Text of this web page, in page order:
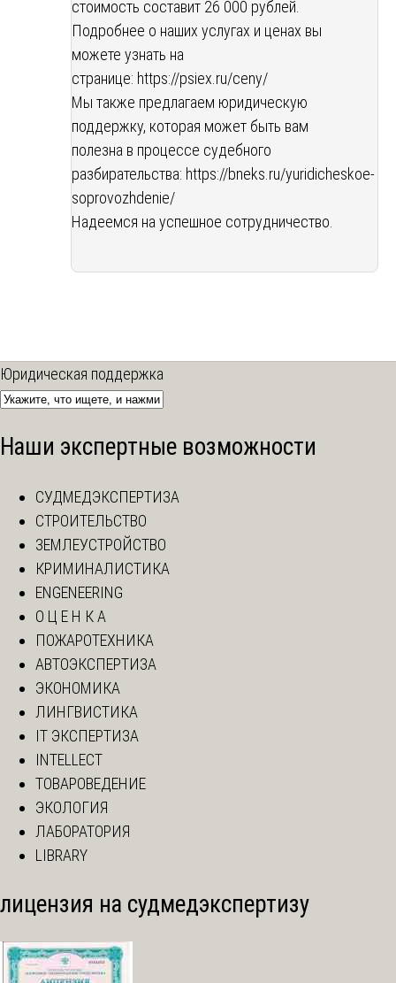
стоимость составит 26 000 рублей.
Подробнее о наших услугах и ценах вы
можете узнать на
странице: https://psiex.ru/ceny/
Мы также предлагаем юридическую
поддержку, которая может быть вам
полезна в процессе судебного
разбирательства: https://bneks.ru/yuridicheskoe-
soprovozhdenie/
Надеемся на успешное сотрудничество.
Юридическая поддержка
Наши экспертные возможности
СУДМЕДЭКСПЕРТИЗА
СТРОИТЕЛЬСТВО
ЗЕМЛЕУСТРОЙСТВО
КРИМИНАЛИСТИКА
ENGENEERING
О Ц Е Н К А
ПОЖАРОТЕХНИКА
АВТОЭКСПЕРТИЗА
ЭКОНОМИКА
ЛИНГВИСТИКА
IT ЭКСПЕРТИЗА
INTELLECT
ТОВАРОВЕДЕНИЕ
ЭКОЛОГИЯ
ЛАБОРАТОРИЯ
LIBRARY
лицензия на судмедэкспертизу